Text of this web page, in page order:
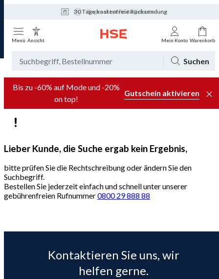
30 Tage kostenfreie Rücksendung
Tagesaktuelle Angebote
Menü Ansicht Mein Konto Warenkorb
Suchen
Bis zu -60% auf Mode und -20%
on top!
Gutschein aktivieren
Lieber Kunde, die Suche ergab kein Ergebnis,
bitte prüfen Sie die Rechtschreibung oder ändern Sie den
Suchbegriff.
Bestellen Sie jederzeit einfach und schnell unter unserer
gebührenfreien Rufnummer0800 29 888 88
Kontaktieren Sie uns, wir
helfen gerne.